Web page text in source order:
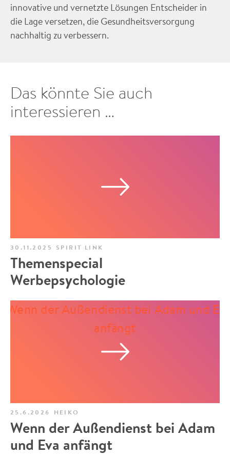
innovative und vernetzte Lösungen Entscheider in
die Lage versetzen, die Gesundheitsversorgung
nachhaltig zu verbessern.
Das könnte Sie auch
interessieren …
30.11.2025 SPIRIT LINK
Themenspecial
Werbepsychologie
25.6.2026 HEIKO
Wenn der Außendienst bei Adam
und Eva anfängt